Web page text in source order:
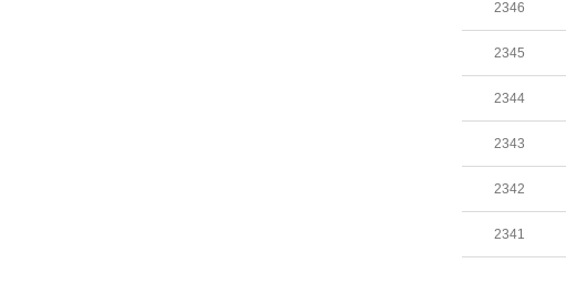
2346
2345
2344
2343
2342
2341